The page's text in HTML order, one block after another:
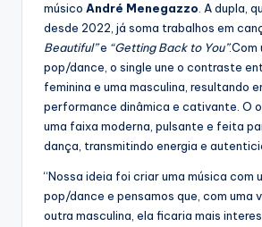
músico André Menegazzo. A dupla,
desde 2022, já soma trabalhos em
Beautiful”e “Getting Back to You”.Com
pop/dance, o single une o contraste
feminina e uma masculina, resultando
performance dinâmica e cativante. O
uma faixa moderna, pulsante e feita
dança, transmitindo energia e
“Nossa ideia foi criar uma música com
pop/dance e pensamos que, com uma
outra masculina, ela ficaria mais